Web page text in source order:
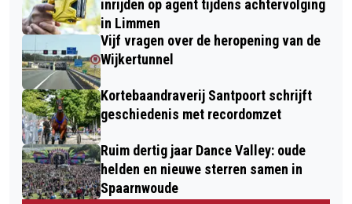
inrijden op agent tijdens achtervolging
in Limmen
Vijf vragen over de heropening van de
Wijkertunnel
Kortebaandraverij Santpoort schrijft
geschiedenis met recordomzet
Ruim dertig jaar Dance Valley: oude
helden en nieuwe sterren samen in
Spaarnwoude